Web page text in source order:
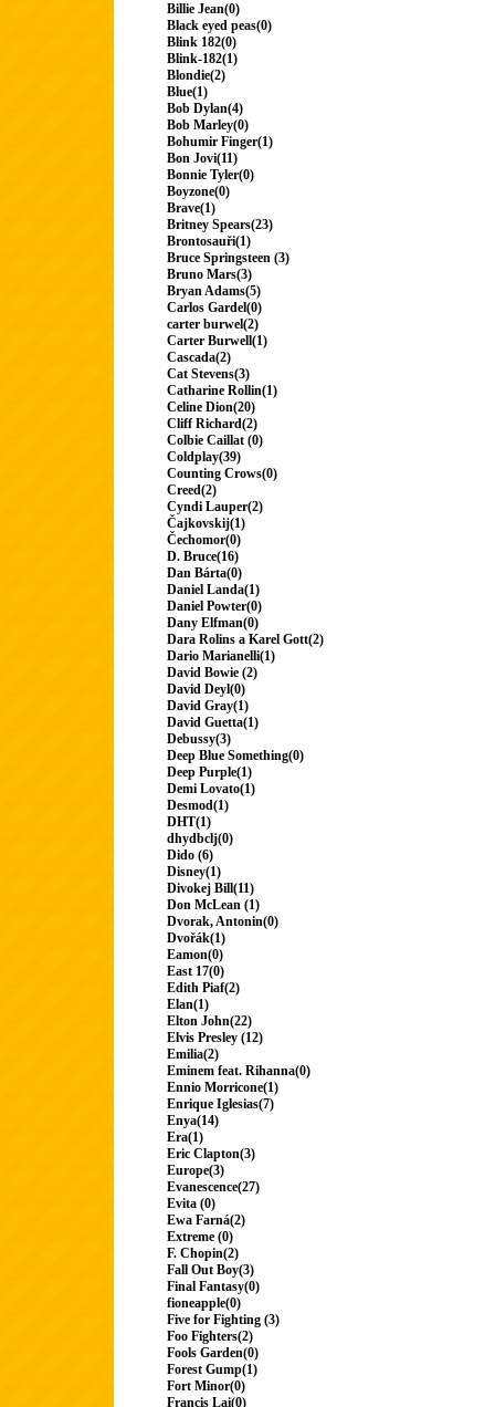
Billie Jean(0)
Black eyed peas(0)
Blink 182(0)
Blink-182(1)
Blondie(2)
Blue(1)
Bob Dylan(4)
Bob Marley(0)
Bohumir Finger(1)
Bon Jovi(11)
Bonnie Tyler(0)
Boyzone(0)
Brave(1)
Britney Spears(23)
Brontosauři(1)
Bruce Springsteen (3)
Bruno Mars(3)
Bryan Adams(5)
Carlos Gardel(0)
carter burwel(2)
Carter Burwell(1)
Cascada(2)
Cat Stevens(3)
Catharine Rollin(1)
Celine Dion(20)
Cliff Richard(2)
Colbie Caillat (0)
Coldplay(39)
Counting Crows(0)
Creed(2)
Cyndi Lauper(2)
Čajkovskij(1)
Čechomor(0)
D. Bruce(16)
Dan Bárta(0)
Daniel Landa(1)
Daniel Powter(0)
Dany Elfman(0)
Dara Rolins a Karel Gott(2)
Dario Marianelli(1)
David Bowie (2)
David Deyl(0)
David Gray(1)
David Guetta(1)
Debussy(3)
Deep Blue Something(0)
Deep Purple(1)
Demi Lovato(1)
Desmod(1)
DHT(1)
dhydbclj(0)
Dido (6)
Disney(1)
Divokej Bill(11)
Don McLean (1)
Dvorak, Antonin(0)
Dvořák(1)
Eamon(0)
East 17(0)
Edith Piaf(2)
Elan(1)
Elton John(22)
Elvis Presley (12)
Emilia(2)
Eminem feat. Rihanna(0)
Ennio Morricone(1)
Enrique Iglesias(7)
Enya(14)
Era(1)
Eric Clapton(3)
Europe(3)
Evanescence(27)
Evita (0)
Ewa Farná(2)
Extreme (0)
F. Chopin(2)
Fall Out Boy(3)
Final Fantasy(0)
fioneapple(0)
Five for Fighting (3)
Foo Fighters(2)
Fools Garden(0)
Forest Gump(1)
Fort Minor(0)
Francis Lai(0)